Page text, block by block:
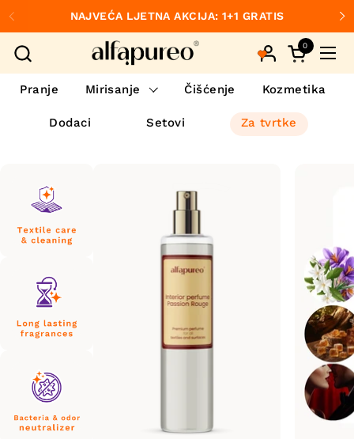
Preskoči na sadržaj
Prethodno
NAJVEĆA LJETNA AKCIJA: 1+1 GRATIS
Otvori
0
Pranje Mirisanje Čišćenje Kozmetika
Dodaci Setovi Za tvrtke